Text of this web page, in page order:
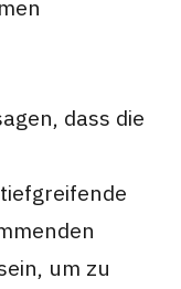
dass die
um zu